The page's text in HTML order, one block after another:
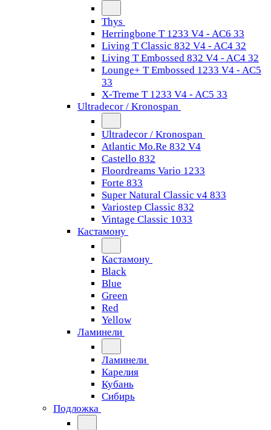
Thys
Herringbone T 1233 V4 - AC6 33
Living T Classic 832 V4 - AC4 32
Living T Embossed 832 V4 - AC4 32
Lounge+ T Embossed 1233 V4 - AC5
33
X-Treme T 1233 V4 - AC5 33
Ultradecor / Kronospan
Ultradecor / Kronospan
Atlantic Mo.Re 832 V4
Castello 832
Floordreams Vario 1233
Forte 833
Super Natural Classic v4 833
Variostep Classic 832
Vintage Classic 1033
Кастамону
Кастамону
Black
Blue
Green
Red
Yellow
Ламинели
Ламинели
Карелия
Кубань
Сибирь
Подложка